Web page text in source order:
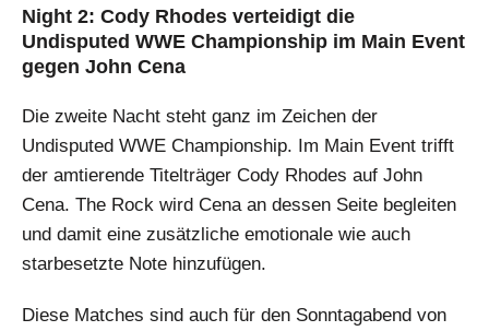
Night 2: Cody Rhodes verteidigt die
Undisputed WWE Championship im Main Event
gegen John Cena
Die zweite Nacht steht ganz im Zeichen der
Undisputed WWE Championship. Im Main Event trifft
der amtierende Titelträger Cody Rhodes auf John
Cena. The Rock wird Cena an dessen Seite begleiten
und damit eine zusätzliche emotionale wie auch
starbesetzte Note hinzufügen.
Diese Matches sind auch für den Sonntagabend von